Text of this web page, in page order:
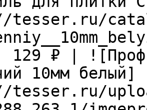
tesser.ru/
129 ₽ |
10мм белый]